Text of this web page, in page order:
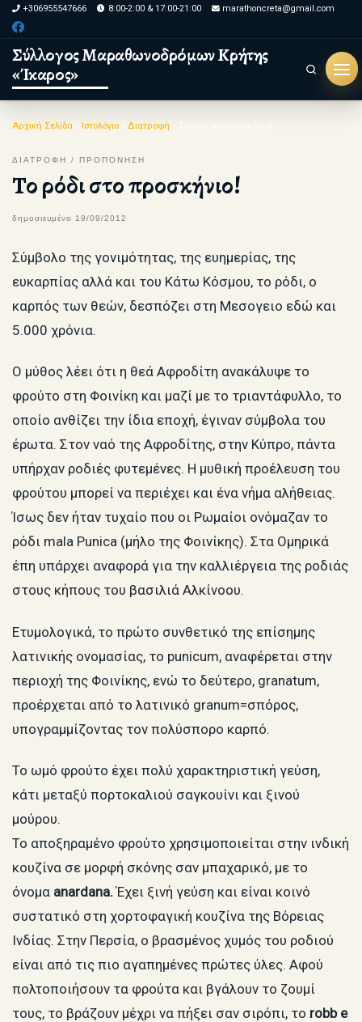
Skip to content
+306955547666 8:00-2:00 & 17:00-21:00 marathoncreta@gmail.com
Σύλλογος Μαραθωνοδρόμων Κρήτης
«Ίκαρος»
Search
Αρχική Σελίδα Ιστολόγιο Διατροφή
ΔΙΑΤΡΟΦΗ ΠΡΟΠΟΝΗΣΗ
Το ρόδι στο προσκήνιο!
δημοσιευμένο 19/09/2012
Σύμβολο της γονιμότητας, της ευημερίας, της
ευκαρπίας αλλά και του Κάτω Κόσμου, το ρόδι, o
καρπός των θεών, δεσπόζει στη Μεσογειο εδώ και
5.000 χρόνια.
Ο μύθος λέει ότι η θεά Αφροδίτη ανακάλυψε το
φρούτο στη Φοινίκη και μαζί με το τριαντάφυλλο, το
οποίο ανθίζει την ίδια εποχή, έγιναν σύμβολα του
έρωτα. Στον ναό της Αφροδίτης, στην Κύπρο, πάντα
υπήρχαν ροδιές φυτεμένες. Η μυθική προέλευση του
φρούτου μπορεί να περιέχει και ένα νήμα αλήθειας.
Ίσως δεν ήταν τυχαίο που οι Ρωμαίοι ονόμαζαν το
ρόδι mala Punica (μήλο της Φοινίκης). Στα Ομηρικά
έπη υπάρχει αναφορά για την καλλιέργεια της ροδιάς
στους κήπους του βασιλιά Αλκίνοου.
Ετυμολογικά, το πρώτο συνθετικό της επίσημης
λατινικής ονομασίας, το punicum, αναφέρεται στην
περιοχή της Φοινίκης, ενώ το δεύτερο, granatum,
προέρχεται από το λατινικό granum=σπόρος,
υπογραμμίζοντας τον πολύσπορο καρπό.
Το ωμό φρούτο έχει πολύ χαρακτηριστική γεύση,
κάτι μεταξύ πορτοκαλιού σαγκουίνι και ξινού
μούρου.
Το αποξηραμένο φρούτο χρησιμοποιείται στην ινδική
κουζίνα σε μορφή σκόνης σαν μπαχαρικό, με το
όνομα anardana.Έχει ξινή γεύση και είναι κοινό
συστατικό στη χορτοφαγική κουζίνα της Βόρειας
Ινδίας. Στην Περσία, ο βρασμένος χυμός του ροδιού
είναι από τις πιο αγαπημένες πρώτες ύλες. Αφού
πολτοποιήσουν τα φρούτα και βγάλουν το ζουμί
τους, το βράζουν μέχρι να πήξει σαν σιρόπι, το robb e